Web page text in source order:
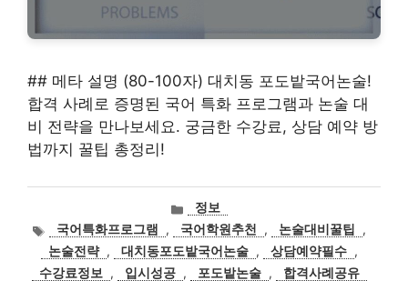
## 메타 설명 (80-100자) 대치동 포도밭국어논술!
합격 사례로 증명된 국어 특화 프로그램과 논술 대
비 전략을 만나보세요. 궁금한 수강료, 상담 예약 방
법까지 꿀팁 총정리!
카
테
고
리
정보
태
그
국어특화프로그램 , 국어학원추천 , 논술대비꿀팁
,
논술전략 , 대치동포도밭국어논술 , 상담예약필수 ,
수강료정보
, 입시성공 , 포도밭논술 , 합격사례공유